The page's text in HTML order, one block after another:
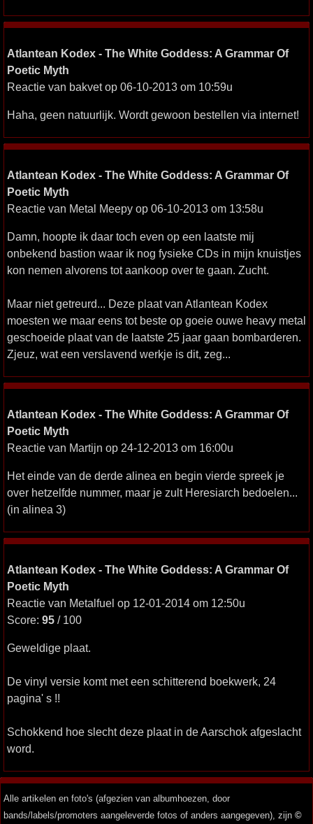
Atlantean Kodex - The White Goddess: A Grammar Of
Poetic Myth
Reactie van bakvet op 06-10-2013 om 10:59u
Haha, geen natuurlijk. Wordt gewoon bestellen via internet!
Atlantean Kodex - The White Goddess: A Grammar Of
Poetic Myth
Reactie van Metal Meepy op 06-10-2013 om 13:58u
Damn, hoopte ik daar toch even op een laatste mij
onbekend bastion waar ik nog fysieke CDs in mijn knuistjes
kon nemen alvorens tot aankoop over te gaan. Zucht.
Maar niet getreurd... Deze plaat van Atlantean Kodex
moesten we maar eens tot beste op goeie ouwe heavy metal
geschoeide plaat van de laatste 25 jaar gaan bombarderen.
Zjeuz, wat een verslavend werkje is dit, zeg...
Atlantean Kodex - The White Goddess: A Grammar Of
Poetic Myth
Reactie van Martijn op 24-12-2013 om 16:00u
Het einde van de derde alinea en begin vierde spreek je
over hetzelfde nummer, maar je zult Heresiarch bedoelen...
(in alinea 3)
Atlantean Kodex - The White Goddess: A Grammar Of
Poetic Myth
Reactie van Metalfuel op 12-01-2014 om 12:50u
Score: 95 / 100
Geweldige plaat.
De vinyl versie komt met een schitterend boekwerk, 24
pagina' s !!
Schokkend hoe slecht deze plaat in de Aarschok afgeslacht
word.
Alle artikelen en foto's (afgezien van albumhoezen, door
bands/labels/promoters aangeleverde fotos of anders aangegeven), zijn ©